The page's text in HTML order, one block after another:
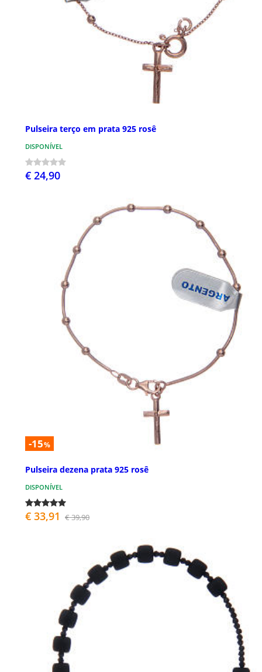
Pulseira terço em prata 925 rosê
DISPONÍVEL
€ 24,90
-15%
Pulseira dezena prata 925 rosê
DISPONÍVEL
€ 33,91 € 39,90